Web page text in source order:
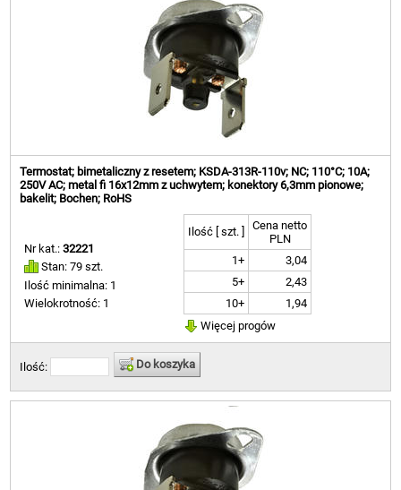
Termostat; bimetaliczny z resetem; KSDA-313R-110v; NC; 110°C; 10A;
250V AC; metal fi 16x12mm z uchwytem; konektory 6,3mm pionowe;
bakelit; Bochen; RoHS
Nr kat.:32221
Stan: 79 szt.
Ilość minimalna: 1
Wielokrotność: 1
Ilość [ szt. ]
Cena netto
PLN
1+
3,04
5+
2,43
10+
1,94
Więcej progów
Ilość: Do koszyka